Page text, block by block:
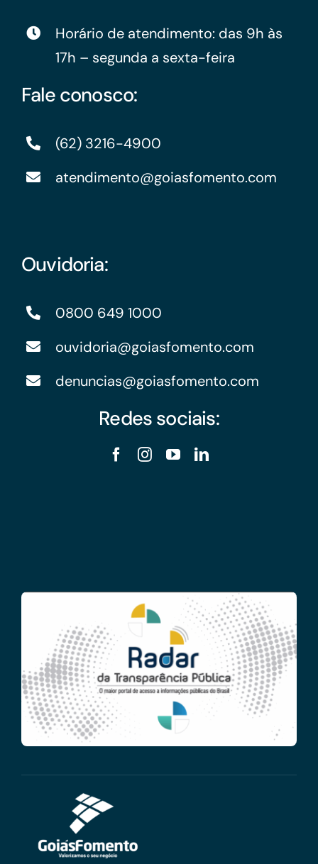
Horário de atendimento: das 9h às
17h – segunda a sexta-feira
Fale conosco:
(62) 3216-4900
atendimento@goiasfomento.com
Ouvidoria:
0800 649 1000
ouvidoria@goiasfomento.com
denuncias@goiasfomento.com
Redes sociais: